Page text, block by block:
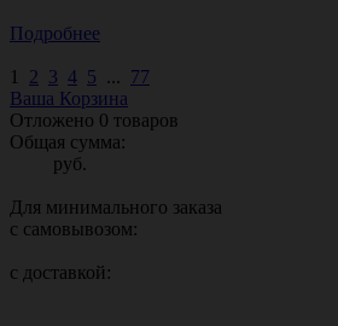
Подробнее
1 2 3 4 5 ... 77
Ваша Корзина
Отложено 0 товаров
Общая сумма:
руб.
Для минимального заказа
с самовывозом:
с доставкой: